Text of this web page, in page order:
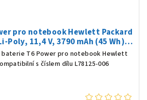
pro notebook Hewlett Packard
Poly, 11,4 V, 3790 mAh (45 Wh),
černá
baterie T6 Power pro notebook Hewlett
s číslem dílu L78125-006